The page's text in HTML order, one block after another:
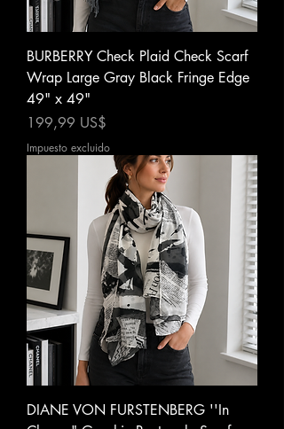
BURBERRY Check Plaid Check Scarf
Wrap Large Gray Black Fringe Edge
49" x 49"
Precio
199,99 US$
Impuesto excluido
DIANE VON FURSTENBERG ''In